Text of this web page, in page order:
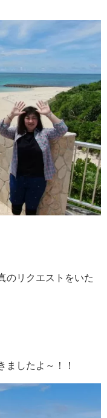
のリクエストをいた
ましたよ～！！